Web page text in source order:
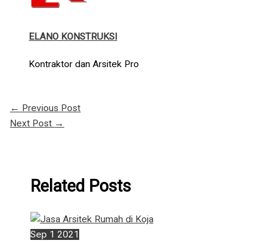
ELANO KONSTRUKSI
Kontraktor dan Arsitek Pro
← Previous Post
Next Post →
Related Posts
Sep 1 2021